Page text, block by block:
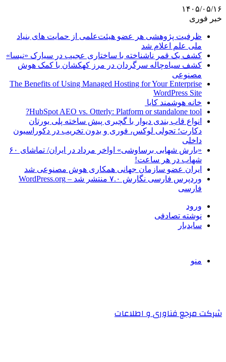
۱۴۰۵/۰۵/۱۶
خبر فوری
ظرفیت پژوهشی هر عضو هیئت‌علمی از حمایت های بنیاد
ملی علم اعلام شد
کشف یک قمر ناشناخته با ساختاری عجیب در سیارک «نیسا»
کشف سیاه‌چاله سرگردان در مرز کهکشان با کمک هوش
مصنوعی
The Benefits of Using Managed Hosting for Your Enterprise
WordPress Site
خانه هوشمند کایا
HubSpot AEO vs. Otterly: Platform or standalone tool?
انواع قاب بندی دیوار با گچبری پیش ساخته پلی یورتان
دکارت؛ تحولی لوکس، فوری و بدون تخریب در دکوراسیون
داخلی
«بارش شهابی برساوشی» اواخر مرداد در ایران/ تماشای ۶۰
شهاب در هر ساعت!
ایران عضو سازمان جهانی همکاری هوش مصنوعی شد
وردپرس فارسی نگارش ۷.۰ منتشر شد – WordPress.org
فارسی
ورود
نوشته تصادفی
سایدبار
منو
شرکت مرجع فناوری و اطلاعات